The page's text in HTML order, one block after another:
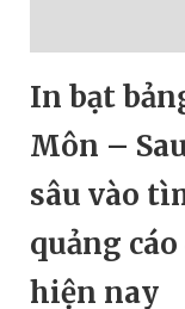
In bạt
Môn –
sâu vào
quảng
hiện nay